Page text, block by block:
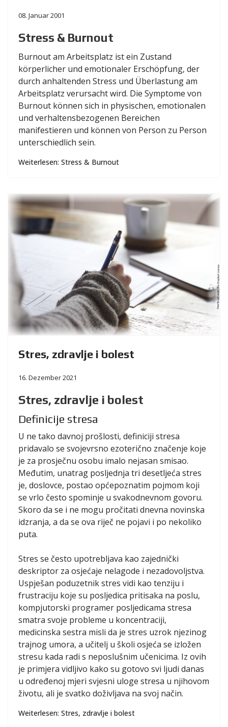
08. Januar 2001
Stress & Burnout
Burnout am Arbeitsplatz ist ein Zustand
körperlicher und emotionaler Erschöpfung, der
durch anhaltenden Stress und Überlastung am
Arbeitsplatz verursacht wird. Die Symptome von
Burnout können sich in physischen, emotionalen
und verhaltensbezogenen Bereichen
manifestieren und können von Person zu Person
unterschiedlich sein.
Weiterlesen: Stress & Burnout
Stres, zdravlje i bolest
16. Dezember 2021
Stres, zdravlje i bolest
Definicije stresa
U ne tako davnoj prošlosti, definiciji stresa
pridavalo se svojevrsno ezoterično značenje koje
je za prosječnu osobu imalo nejasan smisao.
Međutim, unatrag posljednja tri desetljeća stres
je, doslovce, postao općepoznatim pojmom koji
se vrlo često spominje u svakodnevnom govoru.
Skoro da se i ne mogu pročitati dnevna novinska
idzranja, a da se ova riječ ne pojavi i po nekoliko
puta.
Stres se često upotrebljava kao zajednički
deskriptor za osjećaje nelagode i nezadovoljstva.
Uspješan poduzetnik stres vidi kao tenziju i
frustraciju koje su posljedica pritisaka na poslu,
kompjutorski programer posljedicama stresa
smatra svoje probleme u koncentraciji,
medicinska sestra misli da je stres uzrok njezinog
trajnog umora, a učitelj u školi osjeća se izložen
stresu kada radi s neposlušnim učenicima. Iz ovih
je primjera vidljivo kako su gotovo svi ljudi danas
u određenoj mjeri svjesni uloge stresa u njihovom
životu, ali je svatko doživljava na svoj način.
Weiterlesen: Stres, zdravlje i bolest